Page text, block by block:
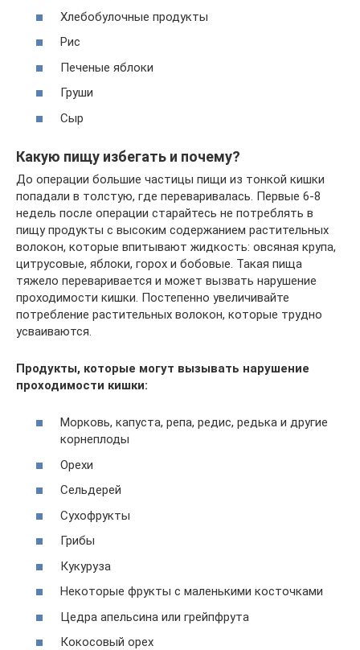
Хлебобулочные продукты
Рис
Печеные яблоки
Груши
Сыр
Какую пищу избегать и почему?
До операции большие частицы пищи из тонкой кишки
попадали в толстую, где переваривалась. Первые 6-8
недель после операции старайтесь не потреблять в
пищу продукты с высоким содержанием растительных
волокон, которые впитывают жидкость: овсяная крупа,
цитрусовые, яблоки, горох и бобовые. Такая пища
тяжело переваривается и может вызвать нарушение
проходимости кишки. Постепенно увеличивайте
потребление растительных волокон, которые трудно
усваиваются.
Продукты, которые могут вызывать нарушение
проходимости кишки:
Морковь, капуста, репа, редис, редька и другие
корнеплоды
Орехи
Сельдерей
Сухофрукты
Грибы
Кукуруза
Некоторые фрукты с маленькими косточками
Цедра апельсина или грейпфрута
Кокосовый орех